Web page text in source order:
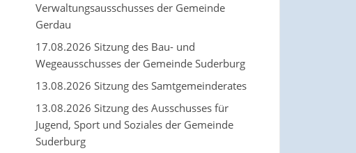
Verwaltungsausschusses der Gemeinde
Gerdau
17.08.2026 Sitzung des Bau- und
Wegeausschusses der Gemeinde Suderburg
13.08.2026 Sitzung des Samtgemeinderates
13.08.2026 Sitzung des Ausschusses für
Jugend, Sport und Soziales der Gemeinde
Suderburg